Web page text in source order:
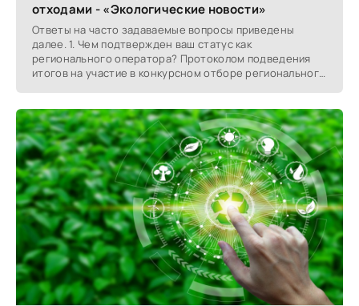
отходами - «Экологические новости»
Ответы на часто задаваемые вопросы приведены
далее. 1. Чем подтвержден ваш статус как
регионального оператора? Протоколом подведения
итогов на участие в конкурсном отборе регионального